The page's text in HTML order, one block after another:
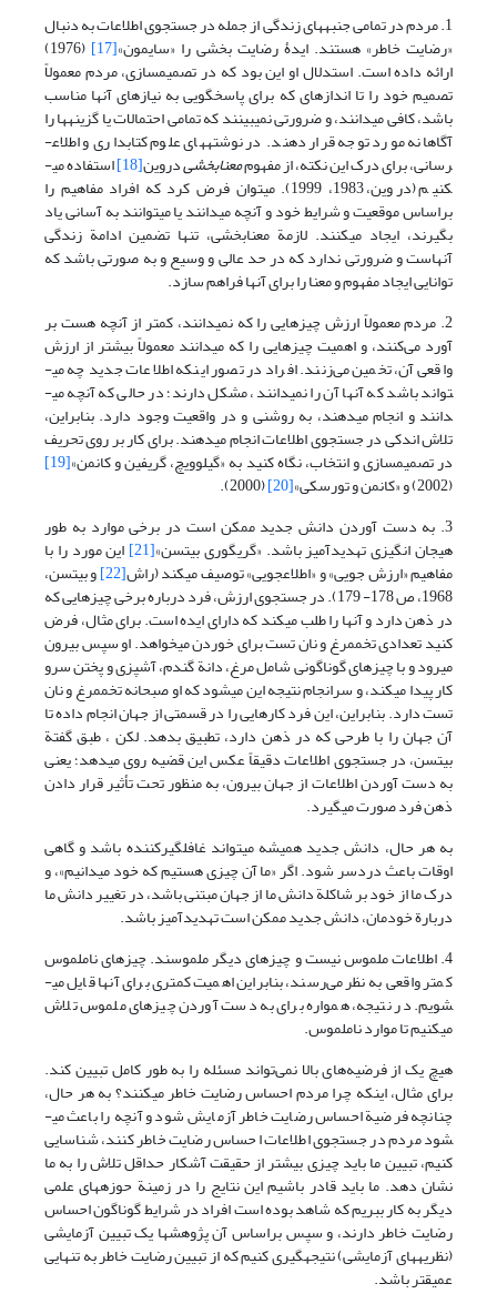
1. مردم در تمامی جنبه­های زندگی از جمله در جستجوی اطلاعات به دنبال
«رضایت خاطر» هستند. ایدۀ رضایت بخشی را «سایمون»[17]
(1976)
ارائه داده است. استدلال او این بود که در تصمیم­سازی، مردم معمولاً
تصمیم خود را تا اندازه­ای که برای پاسخگویی به نیازهای آنها مناسب
باشد، کافی می­دانند، و ضرورتی نمی­بینند که تمامی احتمالات یا گزینه­ها را
آگاهانه مورد توجه قرار دهند. در نوشته­های علوم کتابداری و اطلاع­
رسانی، برای درک این نکته، از مفهوممعنابخشیدروین[18] استفاده می­
کنیم (دروین، 1983، 1999). می­توان فرض کرد که افراد مفاهیم را
براساس موقعیت و شرایط خود و آنچه می­دانند یا می­توانند به آسانی یاد
بگیرند، ایجاد می­کنند. لازمة معنابخشی، تنها تضمین ادامة زندگی
آنهاست و ضرورتی ندارد که در حد عالی و وسیع و به صورتی باشد که
توانایی ایجاد مفهوم و معنا را برای آنها فراهم سازد.
2. مردم معمولاً ارزش چیزهایی را که نمی­دانند، کمتر از آنچه هست بر
آورد می‌کنند، و اهمیت چیزهایی را که می­دانند معمولاً بیشتر از ارزش
واقعی آن، تخمین می‌زنند. افراد در تصور اینکه اطلاعات جدید چه می­
تواند باشد که آنها آن را نمی­دانند، مشکل دارند؛ در حالی که آنچه می­
دانند و انجام می­دهند، به روشنی و در واقعیت وجود دارد. بنابراین،
تلاش اندکی در جستجوی اطلاعات انجام می­دهند. برای کار بر روی تحریف
در تصمیم­سازی و انتخاب، نگاه کنید به «گیلوویچ، گریفین و کانمن»[19]
(2002) و «کانمن و تورسکی» [20]
(2000).
3. به دست آوردن دانش جدید ممکن است در برخی موارد به طور
هیجان انگیزی تهدیدآمیز باشد. «گریگوری بیتسن»[21] این مورد را با
مفاهیم «ارزش جویی» و «اطلاع­جویی» توصیف می­کند (راش[22] و بیتسن،
1968، ص 178- 179). در جستجوی ارزش، فرد درباره برخی چیزهایی که
در ذهن دارد و آنها را طلب می­کند که دارای ایده است. برای مثال، فرض
کنید تعدادی تخم­مرغ و نان تست برای خوردن می­خواهد. او سپس بیرون
می­رود و با چیزهای گوناگونی شامل مرغ­، دانة گندم، آشپزی و پختن سرو
کار پیدا می­کند، و سرانجام نتیجه این می­شود که او صبحانه تخم­مرغ و نان
تست دارد. بنابراین، این فرد کارهایی را در قسمتی از جهان انجام داده تا
آن جهان را با طرحی که در ذهن دارد، تطبیق بدهد. لکن ، طبق گفتة
بیتسن، در جستجوی اطلاعات دقیقاً عکس این قضیه روی می­دهد؛ یعنی
به دست آوردن اطلاعات از جهان بیرون، به منظور تحت تأثیر قرار دادن
ذهن فرد صورت می­گیرد.
به هر حال، دانش جدید همیشه می­تواند غافلگیرکننده باشد و گاهی
اوقات باعث دردسر شود. اگر «ما آن چیزی هستیم که خود می­دانیم»، و
درک ما از خود بر شاکلة دانش ما از جهان مبتنی باشد، در تغییر دانش ما
دربارة خودمان، دانش جدید ممکن است تهدیدآمیز باشد.
4. اطلاعات ملموس نیست و چیزهای دیگر ملموسند. چیزهای ناملموس
کمتر واقعی به نظر می‌رسند، بنابراین اهمیت کمتری برای آنها قایل می­
شویم. در نتیجه، همواره برای به دست آوردن چیزهای ملموس تلاش
می­کنیم تا موارد ناملموس.
هیچ یک از فرضیه‌های بالا نمی‌تواند مسئله را به طور کامل تبیین کند.
برای مثال، اینکه چرا مردم احساس رضایت خاطر می­کنند؟ به هر حال،
چنانچه فرضیة احساس رضایت خاطر آزمایش شود و آنچه را باعث می­
شود مردم در جستجوی اطلاعات احساس رضایت خاطر کنند، شناسایی
کنیم، تبیین ما باید چیزی بیشتر از حقیقت آشکار حداقل تلاش را به ما
نشان دهد. ما باید قادر باشیم این نتایج را در زمینة حوزه­های علمی
دیگر به کار ببریم که شاهد بوده است افراد در شرایط گوناگون احساس
رضایت خاطر دارند، و سپس براساس آن پژوهشها یک تبیین آزمایشی
(نظریه­های آزمایشی) نتیجه­گیری کنیم که از تبیین رضایت خاطر به تنهایی
عمیق­تر باشد.